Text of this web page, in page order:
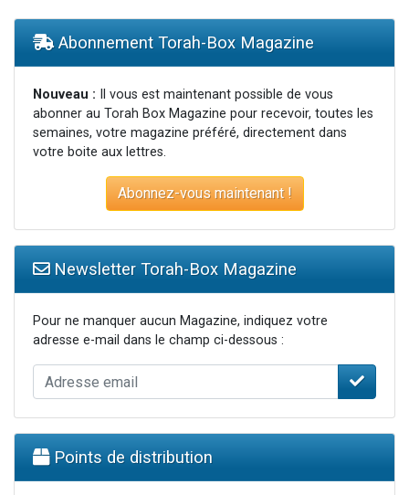
Abonnement Torah-Box Magazine
Nouveau : Il vous est maintenant possible de vous
abonner au Torah Box Magazine pour recevoir, toutes les
semaines, votre magazine préféré, directement dans
votre boite aux lettres.
Abonnez-vous maintenant !
Newsletter Torah-Box Magazine
Pour ne manquer aucun Magazine, indiquez votre
adresse e-mail dans le champ ci-dessous :
Points de distribution